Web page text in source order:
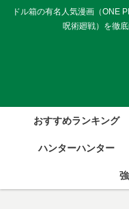
ドル箱の有名人気漫画（ONE
呪術廻戦）を徹
おすすめランキング
ハンターハンター